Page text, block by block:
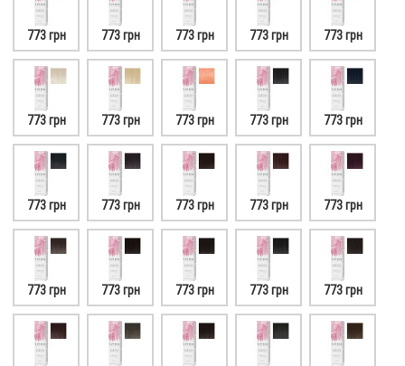
773 грн 773 грн 773 грн 773 грн 773 грн
773 грн 773 грн 773 грн 773 грн 773 грн
773 грн 773 грн 773 грн 773 грн 773 грн
773 грн 773 грн 773 грн 773 грн 773 грн